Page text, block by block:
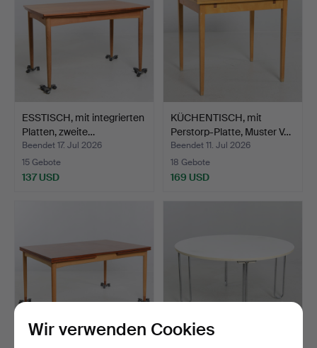
ESSTISCH, mit integrierten
Platten, zweite…
Beendet 17. Jul 2026
15 Gebote
137 USD
KÜCHENTISCH, mit
Perstorp-Platte, Muster V…
Beendet 11. Jul 2026
18 Gebote
169 USD
Wir verwenden Cookies